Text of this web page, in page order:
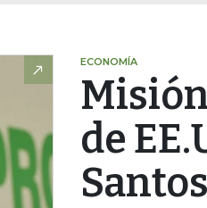
ECONOMÍA
de
Santos